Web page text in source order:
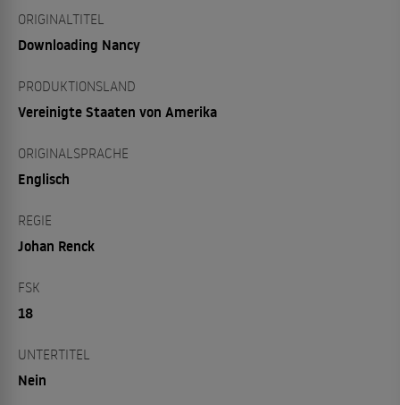
ORIGINALTITEL
Downloading Nancy
PRODUKTIONSLAND
Vereinigte Staaten von Amerika
ORIGINALSPRACHE
Englisch
REGIE
Johan Renck
FSK
18
UNTERTITEL
Nein